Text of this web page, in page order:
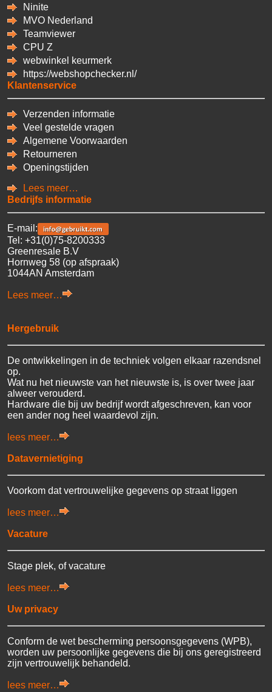
Ninite
MVO Nederland
Teamviewer
CPU Z
webwinkel keurmerk
https://webshopchecker.nl/
Klantenservice
Verzenden informatie
Veel gestelde vragen
Algemene Voorwaarden
Retourneren
Openingstijden
Lees meer…
Bedrijfs informatie
E-mail:
Tel: +31(0)75-8200333
Greenresale B.V
Hornweg 58 (op afspraak)
1044AN Amsterdam
Lees meer…
Hergebruik
De ontwikkelingen in de techniek volgen elkaar razendsnel
op.
Wat nu het nieuwste van het nieuwste is, is over twee jaar
alweer verouderd.
Hardware die bij uw bedrijf wordt afgeschreven, kan voor
een ander nog heel waardevol zijn.
lees meer…
Datavernietiging
Voorkom dat vertrouwelijke gegevens op straat liggen
lees meer…
Vacature
Stage plek, of vacature
lees meer…
Uw privacy
Conform de wet bescherming persoonsgegevens (WPB),
worden uw persoonlijke gegevens die bij ons geregistreerd
zijn vertrouwelijk behandeld.
lees meer…